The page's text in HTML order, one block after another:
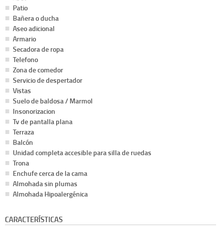
Patio
Bañera o ducha
Aseo adicional
Armario
Secadora de ropa
Telefono
Zona de comedor
Servicio de despertador
Vistas
Suelo de baldosa / Marmol
Insonorizacion
Tv de pantalla plana
Terraza
Balcón
Unidad completa accesible para silla de ruedas
Trona
Enchufe cerca de la cama
Almohada sin plumas
Almohada Hipoalergénica
CARACTERÍSTICAS